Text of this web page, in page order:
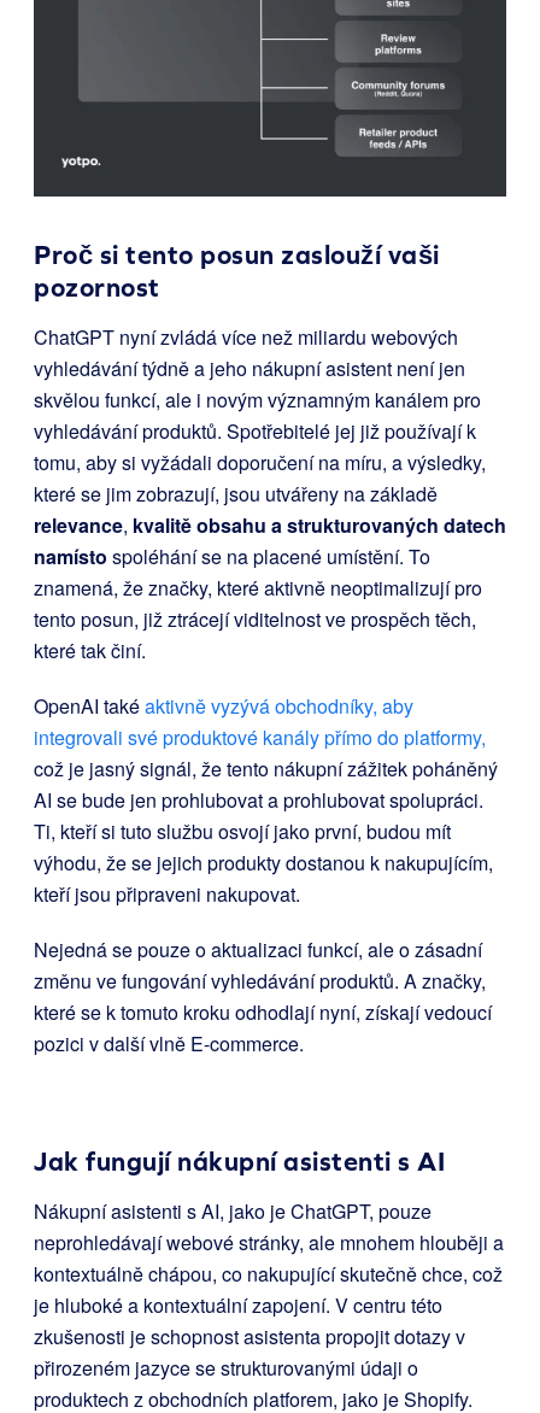
Proč si tento posun zaslouží vaši
pozornost
ChatGPT nyní zvládá více než miliardu webových
vyhledávání týdně a jeho nákupní asistent není jen
skvělou funkcí, ale i novým významným kanálem pro
vyhledávání produktů. Spotřebitelé jej již používají k
tomu, aby si vyžádali doporučení na míru, a výsledky,
které se jim zobrazují, jsou utvářeny na základě
relevance, kvalitě obsahu astrukturovaných datech
namísto spoléhání se na placené umístění. To
znamená, že značky, které aktivně neoptimalizují pro
tento posun, již ztrácejí viditelnost ve prospěch těch,
které tak činí.
OpenAI takéaktivně vyzývá obchodníky, aby
integrovali své produktové kanály přímo do platformy,
což je jasný signál, že tento nákupní zážitek poháněný
AI se bude jen prohlubovat a prohlubovat spolupráci.
Ti, kteří si tuto službu osvojí jako první, budou mít
výhodu, že se jejich produkty dostanou k nakupujícím,
kteří jsou připraveni nakupovat.
Nejedná se pouze o aktualizaci funkcí, ale o zásadní
změnu ve fungování vyhledávání produktů. A značky,
které se k tomuto kroku odhodlají nyní, získají vedoucí
pozici v další vlně E-commerce.
Jak fungují nákupní asistenti s AI
Nákupní asistenti s AI, jako je ChatGPT, pouze
neprohledávají webové stránky, ale mnohem hlouběji a
kontextuálně chápou, co nakupující skutečně chce, což
je hluboké a kontextuální zapojení. V centru této
zkušenosti je schopnost asistenta propojit dotazy v
přirozeném jazyce se strukturovanými údaji o
produktech z obchodních platforem, jako je Shopify.